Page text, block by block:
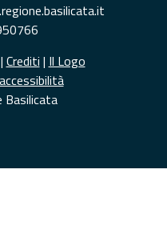
Crediti | Il Logo
Basilicata